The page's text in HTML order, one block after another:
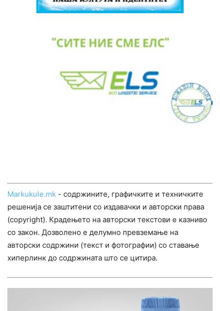
Markukule.mk - содржините, графичките и техничките
решенија се заштитени со издавачки и авторски права
(copyright). Крадењето на авторски текстови е казниво
со закон. Дозволено е делумно превземање на
авторски содржини (текст и фотографии) со ставање
хиперлинк до содржината што се цитира.